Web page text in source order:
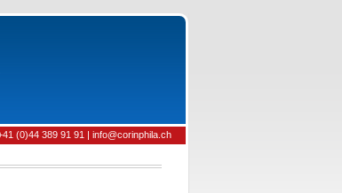
(0)44 389 91 91 | info@corinphila.ch